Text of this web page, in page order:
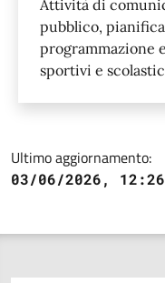
Attività di
pubblico,
programmazione
sportivi e
Ultimo aggiornamento:
03/06/2026, 12:26